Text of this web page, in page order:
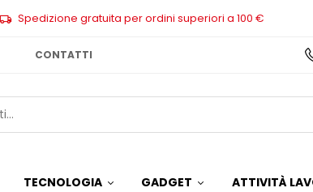
Spedizione gratuita per ordini superiori a 100 €
CONTATTI
TECNOLOGIA GADGET ATTIVITÀ